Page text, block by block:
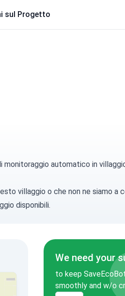
sul Progetto
monitoraggio automatico in
villaggio o che non ne siamo a
disponibili.
We need your
to keep
smoothly and w/o